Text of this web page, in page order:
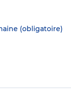
(obligatoire)